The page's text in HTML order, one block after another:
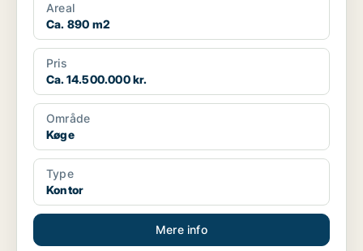
Areal
Ca. 890 m2
Pris
Ca. 14.500.000 kr.
Område
Køge
Type
Kontor
Mere info